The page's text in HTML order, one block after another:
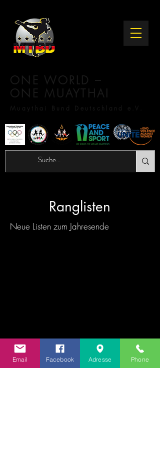
ONE WORLD –
ONE MUAYTHAI
Muaythai Bund Deutschland e.V.
Ranglisten
Neue Listen zum Jahresende
Email Facebook Adresse Phone